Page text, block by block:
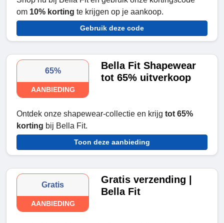
om 10% korting te krijgen op je aankoop.
Gebruik deze code
65%
AANBIEDING
Bella Fit Shapewear
tot 65% uitverkoop
Ontdek onze shapewear-collectie en krijg tot 65%
korting bij Bella Fit.
Toon deze aanbieding
Gratis
AANBIEDING
Gratis verzending |
Bella Fit